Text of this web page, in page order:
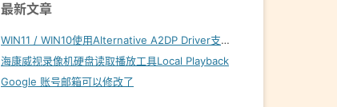
最新文章
WIN11 / WIN10使用Alternative A2DP Driver支持LDAC
海康威视录像机硬盘读取播放工具Local Playback
Google 账号邮箱可以修改了